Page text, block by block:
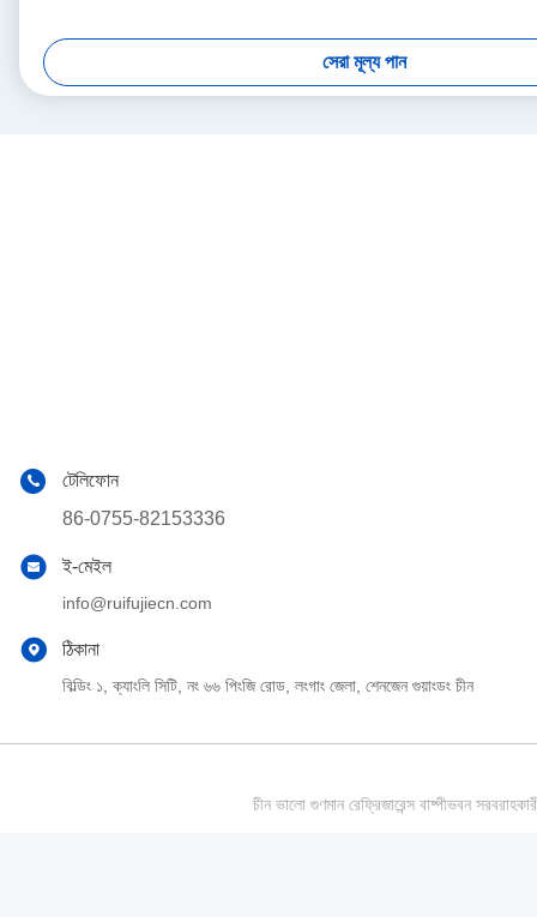
সেরা মূল্য পান
টেলিফোন
86-0755-82153336
ই-মেইল
info@ruifujiecn.com
ঠিকানা
বিল্ডিং ১, ক্যাংলি সিটি, নং ৬৬ পিংজি রোড, লংগাং জেলা, শেনজেন গুয়াংডং চীন
চীন ভালো গুণমান রেফ্রিজারেন্স বাষ্পীভবন